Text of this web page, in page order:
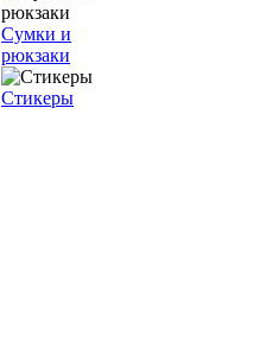
Сумки и
рюкзаки
Стикеры